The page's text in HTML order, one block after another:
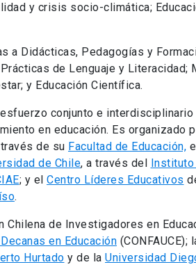
y crisis socio-climática;
a Didácticas, Pedagogías y
de Lenguaje y Literacidad;
y Educación Científica.
conjunto e
en educación. Es organizado
de su Facultad de Educación,
de Chile, a través del
; y el Centro Líderes Educativos
.
Chilena de Investigadores en
en Educación
Hurtado y de la Universidad